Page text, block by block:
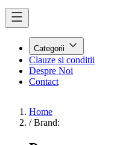
Categorii
Clauze si conditii
Despre Noi
Contact
Home
/ Brand: